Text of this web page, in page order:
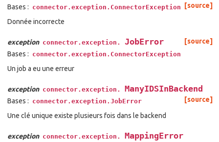
[source]
Bases : connector.exception.ConnectorException
Donnée incorrecte
exception connector.exception. JobError
[source]
Bases : connector.exception.ConnectorException
Un job a eu une erreur
exception connector.exception. ManyIDSInBackend
[source]
Bases : connector.exception.JobError
Une clé unique existe plusieurs fois dans le backend
exception connector.exception. MappingError